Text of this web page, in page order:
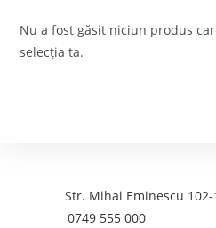
Nu a fost găsit niciun produs
selecția ta.
Adresa:Str. Mihai Eminescu
Telefon:0749 555 000